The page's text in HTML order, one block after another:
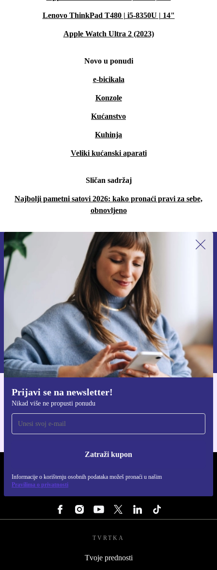
Lenovo ThinkPad T480 | i5-8350U | 14"
Apple Watch Ultra 2 (2023)
Novo u ponudi
e-bicikala
Konzole
Kućanstvo
Kuhinja
Veliki kućanski aparati
Sličan sadržaj
Najbolji pametni satovi 2026: kako pronaći pravi za sebe,
obnovljeno
Prijavi se na newsletter!
Nikad više ne propusti ponudu
Zatraži kupon
Informacije o korištenju osobnih podataka možeš pronaći u našim
Pravilima o privatnosti
Prijavi se na newsletter!
Nikad više ne propusti ponudu.
Zatraži kupon
Informacije o korištenju osobnih podataka možeš pronaći u našim
Pravilima privatnosti.
Preuzmi refurbed aplikaciju
Za iOS i Android
TVRTKA
Tvoje prednosti